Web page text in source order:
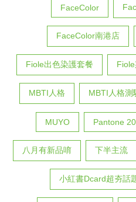
FaceColor
FaceColor南港店
Fiole出色染護套餐
MBTI人格 MBTI人格測
MUYO Pantone
八月有新品唷 下半主流
小紅書Dcard超夯話